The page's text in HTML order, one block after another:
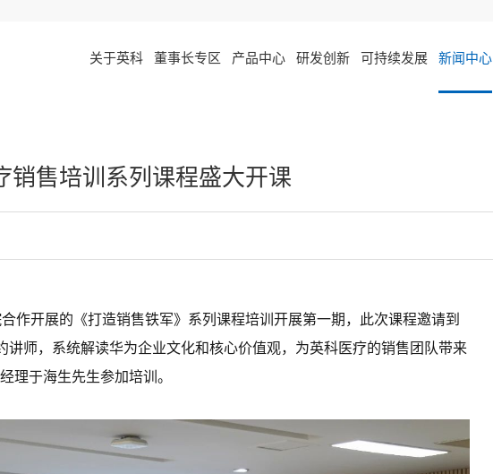
关于英科 董事长专区 产品中心 研发创新 可持续发展 新闻中心
销售培训系列课程盛大开课
作开展的《打造销售铁军》系列课程培训开展第一期，此次课程邀请到
师，系统解读华为企业文化和核心价值观，为英科医疗的销售团队带来
理于海生先生参加培训。